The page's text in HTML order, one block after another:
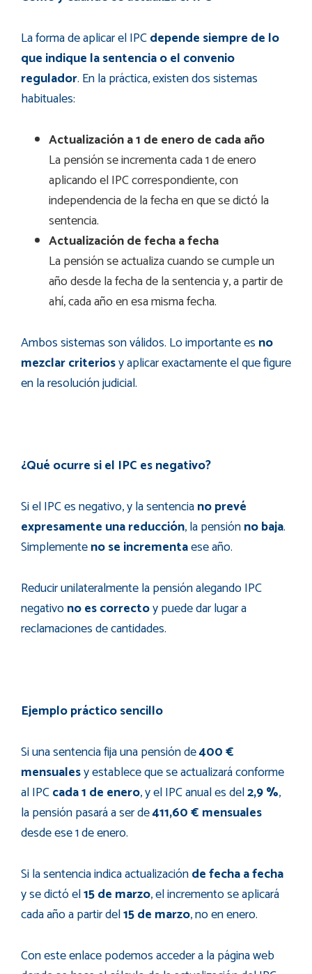
La forma de aplicar el IPCdepende siempre de lo
que indique la sentencia o el convenio
regulador. En la práctica, existen dos sistemas
habituales:
Actualización a 1 de enero de cada año
La pensión se incrementa cada 1 de enero
aplicando el IPC correspondiente, con
independencia de la fecha en que se dictó la
sentencia.
Actualización de fecha a fecha
La pensión se actualiza cuando se cumple un
año desde la fecha de la sentencia y, a partir de
ahí, cada año en esa misma fecha.
Ambos sistemas son válidos. Lo importante es no
mezclar criteriosy aplicar exactamente el que figure
en la resolución judicial.
¿Qué ocurre si el IPC es negativo?
Si el IPC es negativo, y la sentenciano prevé
expresamente una reducción, la pensiónno baja.
Simplementeno se incrementaese año.
Reducir unilateralmente la pensión alegando IPC
negativono es correctoy puede dar lugar a
reclamaciones de cantidades.
Ejemplo práctico sencillo
Si una sentencia fija una pensión de400 €
mensualesy establece que se actualizará conforme
al IPCcada 1 de enero, y el IPC anual es del2,9 %,
la pensión pasará a ser de411,60 € mensuales
desde ese 1 de enero.
Si la sentencia indica actualizaciónde fecha a fecha
y se dictó el15 de marzo, el incremento se aplicará
cada año a partir del15 de marzo, no en enero.
Con este enlace podemos acceder a la página web